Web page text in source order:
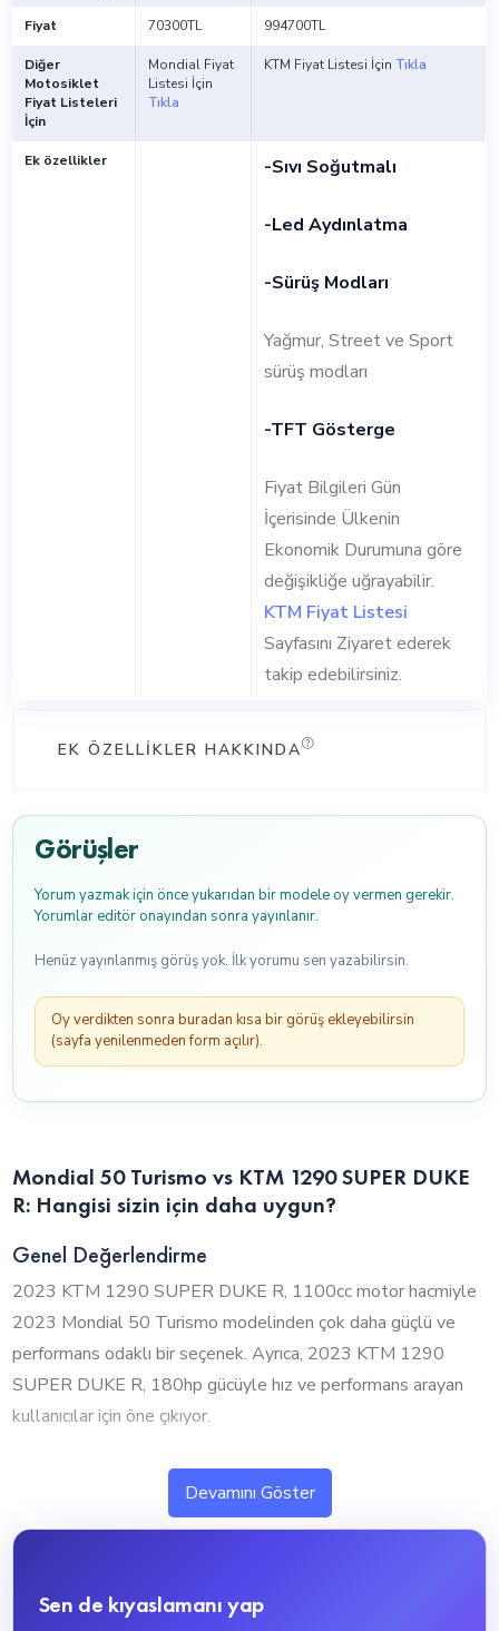
Fiyat 70300TL 994700TL
Diğer
Motosiklet
Fiyat Listeleri
İçin
Mondial Fiyat
Listesi İçin
Tıkla
KTM Fiyat Listesi İçin Tıkla
Ek özellikler -Sıvı Soğutmalı
-Led Aydınlatma
-Sürüş Modları
Yağmur, Street ve Sport
sürüş modları
-TFT Gösterge
Fiyat Bilgileri Gün
İçerisinde Ülkenin
Ekonomik Durumuna göre
değişikliğe uğrayabilir.
KTM Fiyat Listesi
Sayfasını Ziyaret ederek
takip edebilirsiniz.
EK ÖZELLIKLER HAKKINDA
Görüşler
Yorum yazmak için önce yukarıdan bir modele oy vermen gerekir.
Yorumlar editör onayından sonra yayınlanır.
Henüz yayınlanmış görüş yok. İlk yorumu sen yazabilirsin.
Oy verdikten sonra buradan kısa bir görüş ekleyebilirsin
(sayfa yenilenmeden form açılır).
Mondial 50 Turismo vs KTM 1290 SUPER DUKE
R: Hangisi sizin için daha uygun?
Genel Değerlendirme
2023 KTM 1290 SUPER DUKE R, 1100cc motor hacmiyle
2023 Mondial 50 Turismo modelinden çok daha güçlü ve
performans odaklı bir seçenek. Ayrıca, 2023 KTM 1290
SUPER DUKE R, 180hp gücüyle hız ve performans arayan
kullanıcılar için öne çıkıyor.
1. Silindir Hacmi ve Performans
2023 KTM 1290 SUPER DUKE R, 1100cc motor hacmiyle
performans odaklı bir deneyim sunuyor. Daha küçük hacimli
daha pratik ve ekonomik bir seçenektir.
Devamını Göster
Sen de kıyaslamanı yap